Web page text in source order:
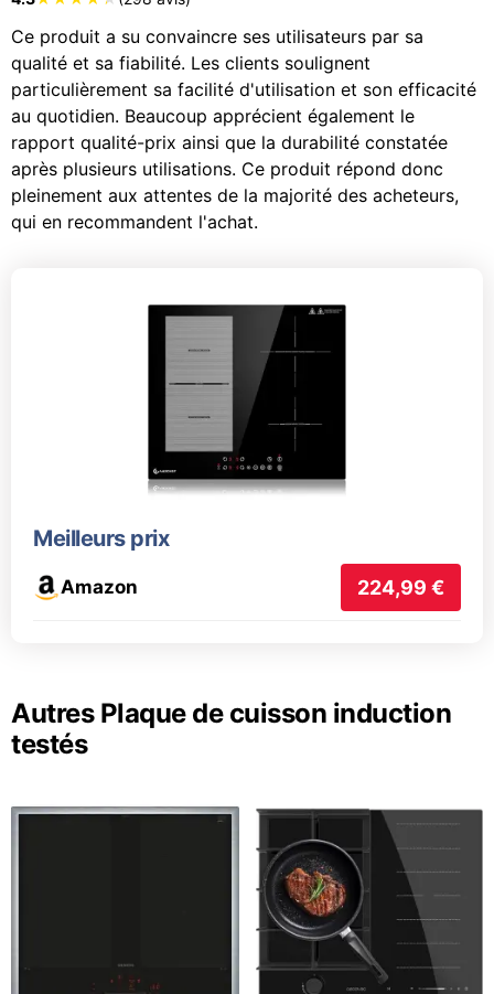
Ce produit a su convaincre ses utilisateurs par sa
qualité et sa fiabilité. Les clients soulignent
particulièrement sa facilité d'utilisation et son efficacité
au quotidien. Beaucoup apprécient également le
rapport qualité-prix ainsi que la durabilité constatée
après plusieurs utilisations. Ce produit répond donc
pleinement aux attentes de la majorité des acheteurs,
qui en recommandent l'achat.
Meilleurs prix
Amazon 224,99 €
Autres Plaque de cuisson induction
testés